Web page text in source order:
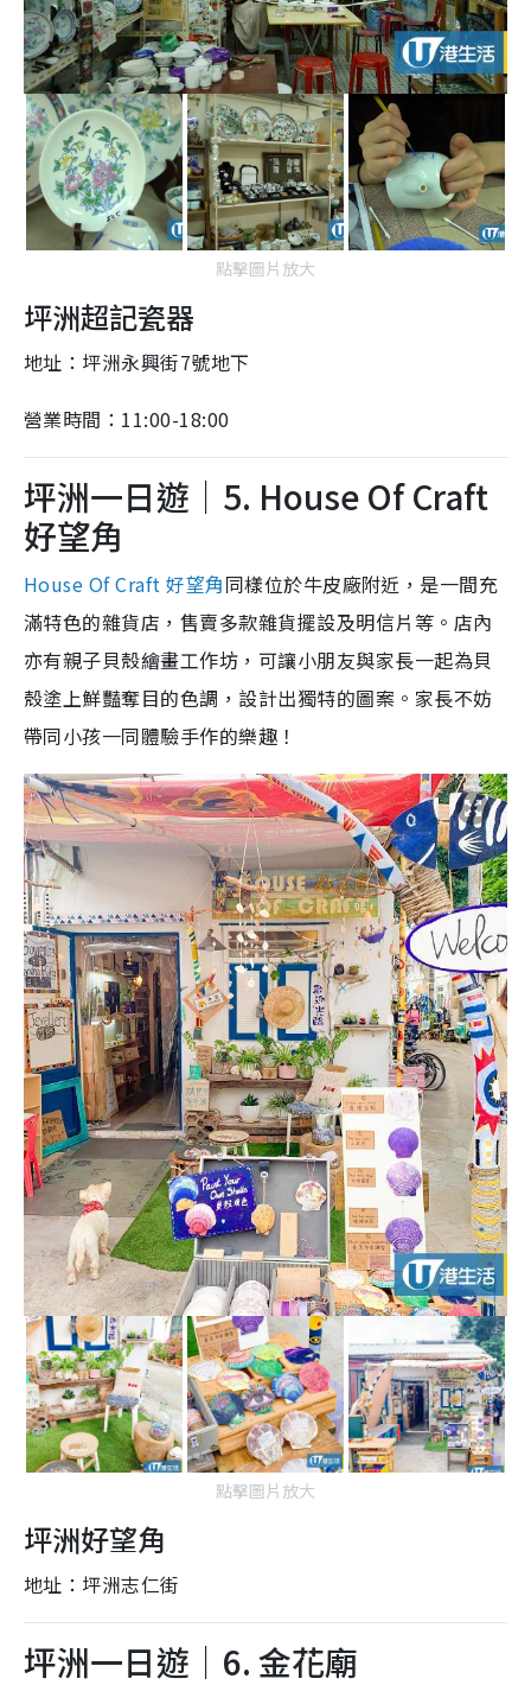
點擊圖片放大
坪洲超記瓷器
地址：坪洲永興街7號地下
營業時間：11:00-18:00
坪洲一日遊｜5. House Of Craft
好望角
House Of Craft 好望角同樣位於牛皮廠附近，是一間充
滿特色的雜貨店，售賣多款雜貨擺設及明信片等。店內
亦有親子貝殼繪畫工作坊，可讓小朋友與家長一起為貝
殼塗上鮮豔奪目的色調，設計出獨特的圖案。家長不妨
帶同小孩一同體驗手作的樂趣！
點擊圖片放大
坪洲好望角
地址：坪洲志仁街
坪洲一日遊｜6. 金花廟